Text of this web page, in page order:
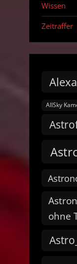
Wissen
Zeitraffer
AllSky
ohne